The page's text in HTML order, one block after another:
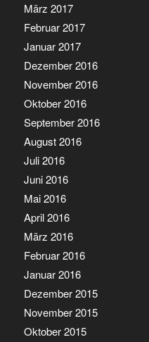
März 2017
Februar 2017
Januar 2017
Dezember 2016
November 2016
Oktober 2016
September 2016
August 2016
Juli 2016
Juni 2016
Mai 2016
April 2016
März 2016
Februar 2016
Januar 2016
Dezember 2015
November 2015
Oktober 2015